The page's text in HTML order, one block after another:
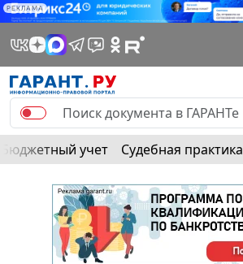
РЕКЛАМА
Бюджетный учет Судебная практика